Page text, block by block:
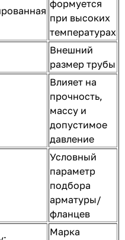
формуется
при высоких
температурах
Внешний
размер трубы
Влияет на
прочность,
массу и
допустимое
давление
Условный
параметр
подбора
арматуры/
фланцев
Марка